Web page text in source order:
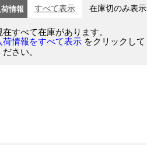
情報 すべて表示 在庫切のみ表示
在すべて在庫があります。
荷情報をすべて表示 をクリックして
さい。